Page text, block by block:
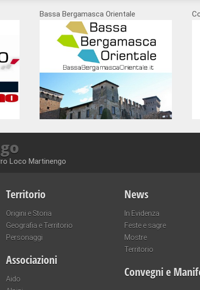
Bassa Bergamasca Orientale
Loco Martinengo
Territorio
Origini e Storia
Geografia e Territorio
Personaggi
Associazioni
Aido
News
In Evidenza
Feste e sagre
Mostre
Territorio
Convegni e